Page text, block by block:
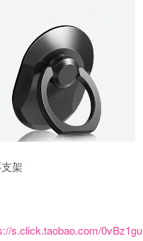
架
s.click.taobao.com/0vBz1gu